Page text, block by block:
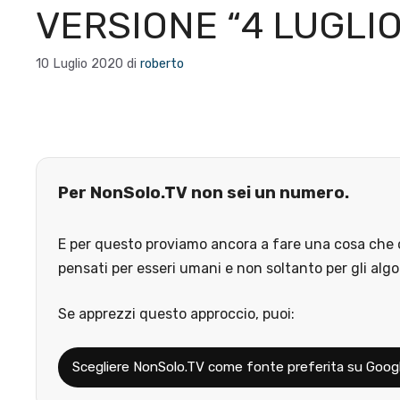
VERSIONE “4
10 Luglio 2020 di roberto
Per NonSolo.TV non sei un numero.
E per questo proviamo ancora a fare una cosa
pensati per esseri umani e non soltanto per gli
Se apprezzi questo approccio, puoi:
Scegliere NonSolo.TV come fonte preferita su